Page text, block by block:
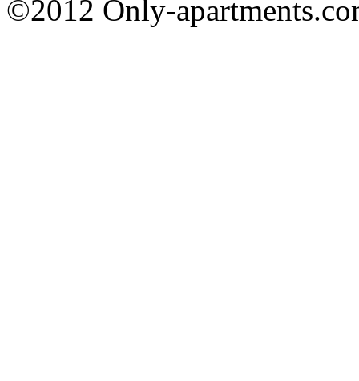
©2012 Only-